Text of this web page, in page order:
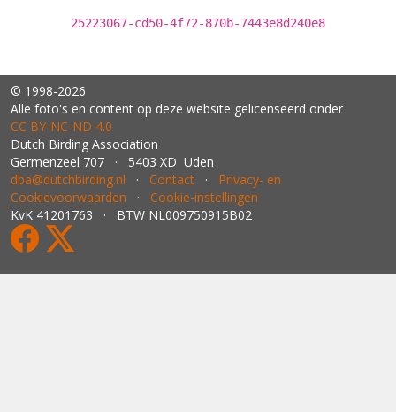
25223067-cd50-4f72-870b-7443e8d240e8
© 1998-2026
Alle foto's en content op deze website gelicenseerd onder
CC BY‑NC‑ND 4.0
Dutch Birding Association
Germenzeel 707 · 5403 XD Uden
dba@dutchbirding.nl · Contact · Privacy- en
Cookievoorwaarden · Cookie-instellingen
KvK 41201763 · BTW NL009750915B02